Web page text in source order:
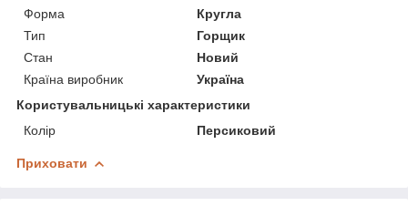
Форма
Кругла
Тип
Горщик
Стан
Новий
Країна виробник
Україна
Користувальницькі характеристики
Колір
Персиковий
Приховати